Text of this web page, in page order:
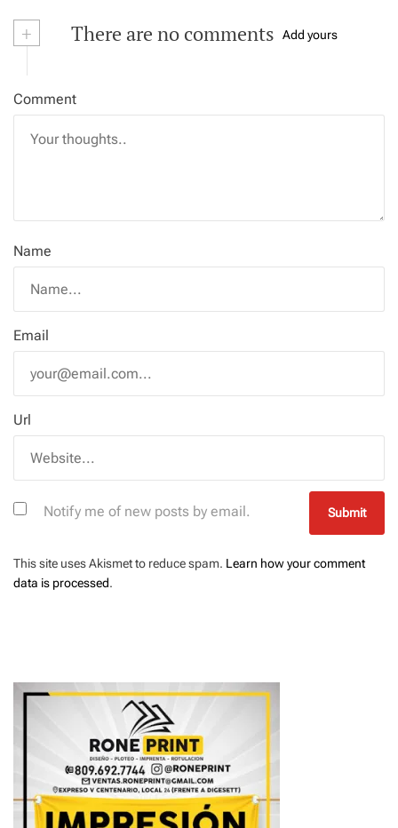
+ There are no comments Add yours
Comment
Name
Email
Url
Notify me of new posts by email.
This site uses Akismet to reduce spam. Learn how your comment
data is processed.